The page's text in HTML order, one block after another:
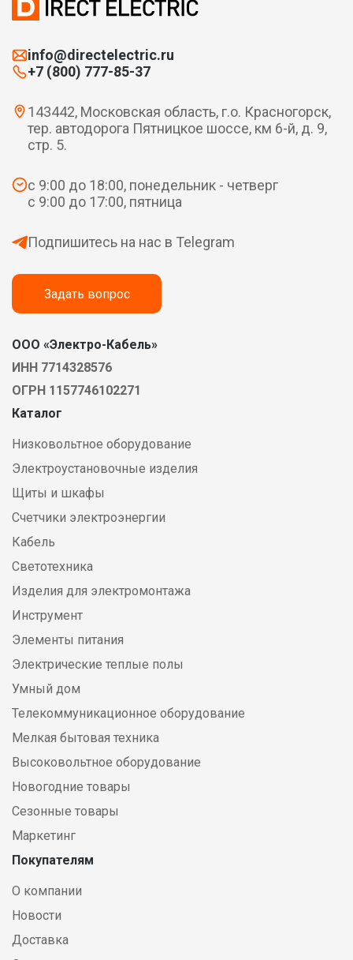
info@directelectric.ru
+7 (800) 777-85-37
143442, Московская область, г.о. Красногорск,
тер. автодорога Пятницкое шоссе, км 6-й, д. 9,
стр. 5.
с 9:00 до 18:00, понедельник - четверг
с 9:00 до 17:00, пятница
Подпишитесь на нас в Telegram
Задать вопрос
ООО «Электро-Кабель»
ИНН 7714328576
ОГРН 1157746102271
Каталог
Низковольтное оборудование
Электроустановочные изделия
Щиты и шкафы
Счетчики электроэнергии
Кабель
Светотехника
Изделия для электромонтажа
Инструмент
Элементы питания
Электрические теплые полы
Умный дом
Телекоммуникационное оборудование
Мелкая бытовая техника
Высоковольтное оборудование
Новогодние товары
Сезонные товары
Маркетинг
Покупателям
О компании
Новости
Доставка